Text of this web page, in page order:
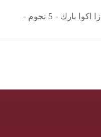
فندق ريجينسى بلازا اكوا بارك - 5 نجوم -